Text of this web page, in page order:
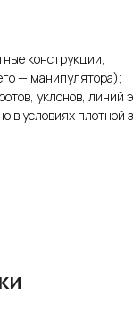
конструкции;
— манипулятора);
уклонов, линий
в условиях плотной